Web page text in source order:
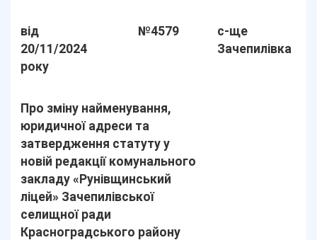
від
20/11/2024
року
№4579
с-ще
Зачепилівка
Про зміну найменування,
юридичної адреси та
затвердження статуту у
новій редакції комунального
закладу «Рунівщинський
ліцей» Зачепилівської
селищної ради
Красноградського району